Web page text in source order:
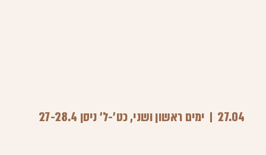
27.04 ימים ראשון ושני, כט'-ל' ניסן 27-28.4